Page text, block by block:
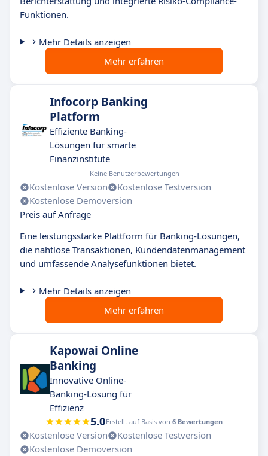
Funktionen.
Mehr Details anzeigen
Mehr erfahren
Infocorp Banking
Platform
Effiziente Banking-
Lösungen für smarte
Finanzinstitute
Keine Benutzerbewertungen
Kostenlose Version
Kostenlose Testversion
Kostenlose Demoversion
Preis auf Anfrage
Eine leistungsstarke Plattform für Banking-Lösungen,
die nahtlose Transaktionen, Kundendatenmanagement
und umfassende Analysefunktionen bietet.
Mehr Details anzeigen
Mehr erfahren
Kapowai Online
Banking
Innovative Online-
Banking-Lösung für
Effizienz
5.0Erstellt auf Basis von 6 Bewertungen
Kostenlose Version
Kostenlose Testversion
Kostenlose Demoversion